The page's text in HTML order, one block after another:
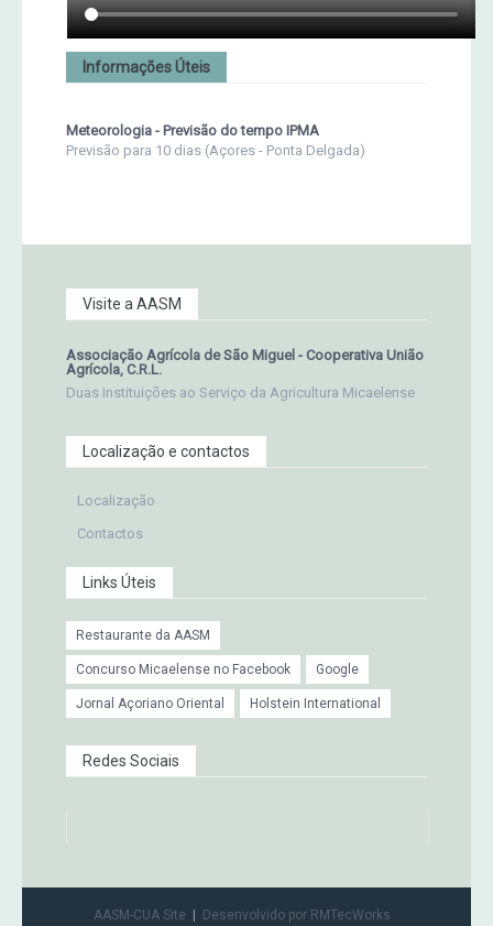
Informações Úteis
Meteorologia - Previsão do tempo IPMA
Previsão para 10 dias (Açores - Ponta Delgada)
Visite a AASM
Associação Agrícola de São Miguel - Cooperativa União
Agrícola, C.R.L.
Duas Instituições ao Serviço da Agricultura Micaelense
Localização e contactos
Localização
Contactos
Links Úteis
Restaurante da AASM
Concurso Micaelense no Facebook Google
Jornal Açoriano Oriental Holstein International
Redes Sociais
AASM-CUA Site Desenvolvido por RMTecWorks